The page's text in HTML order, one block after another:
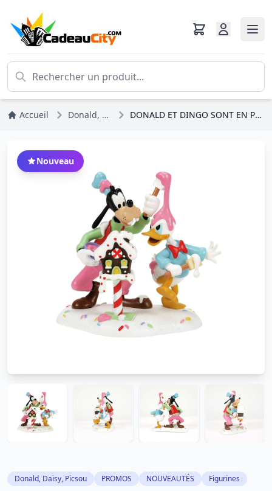
Accueil Donald, Daisy, Picsou DONALD ET DINGO SONT EN PLEINE SÉRIE - DISNEY VILLAGE
Nouveau
Donald, Daisy, Picsou PROMOS NOUVEAUTÉS Figurines